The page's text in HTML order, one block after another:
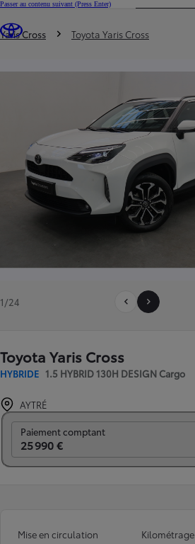
Passer au contenu suivant (Press Enter)
Trouvez un partenaire Toyota
Vous êtes ici
Yaris Cross Toyota Yaris Cross
1/24
Toyota Yaris Cross
HYBRIDE 1.5 HYBRID 130H DESIGN Cargo
AYTRÉ
Paiement comptant
25 990 €
Mise en circulation
Kilométrage